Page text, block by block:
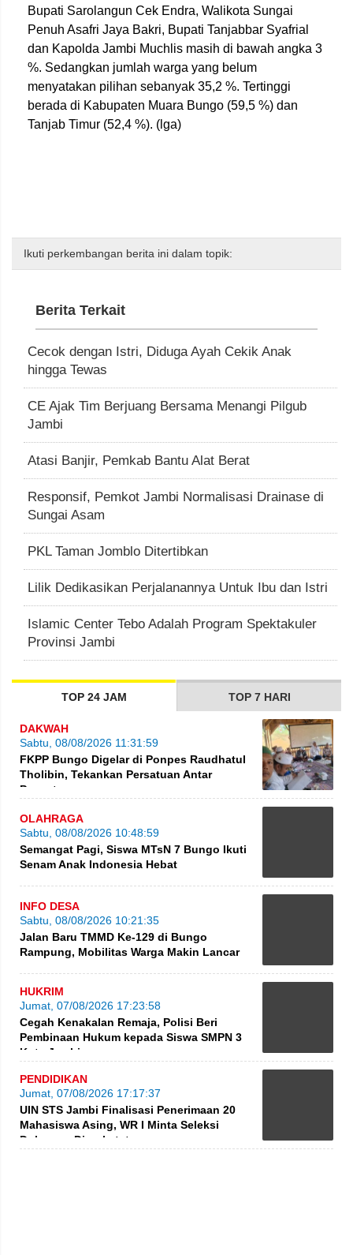
Bupati Sarolangun Cek Endra, Walikota Sungai
Penuh Asafri Jaya Bakri, Bupati Tanjabbar Syafrial
dan Kapolda Jambi Muchlis masih di bawah angka 3
%. Sedangkan jumlah warga yang belum
menyatakan pilihan sebanyak 35,2 %. Tertinggi
berada di Kabupaten Muara Bungo (59,5 %) dan
Tanjab Timur (52,4 %). (lga)
Ikuti perkembangan berita ini dalam topik:
Berita Terkait
Cecok dengan Istri, Diduga Ayah Cekik Anak
hingga Tewas
CE Ajak Tim Berjuang Bersama Menangi Pilgub
Jambi
Atasi Banjir, Pemkab Bantu Alat Berat
Responsif, Pemkot Jambi Normalisasi Drainase di
Sungai Asam
PKL Taman Jomblo Ditertibkan
Lilik Dedikasikan Perjalanannya Untuk Ibu dan Istri
Islamic Center Tebo Adalah Program Spektakuler
Provinsi Jambi
TOP 24 JAM TOP 7 HARI
DAKWAH
Sabtu, 08/08/2026 11:31:59
FKPP Bungo Digelar di Ponpes Raudhatul
Tholibin, Tekankan Persatuan Antar
Pesantren
OLAHRAGA
Sabtu, 08/08/2026 10:48:59
Semangat Pagi, Siswa MTsN 7 Bungo Ikuti
Senam Anak Indonesia Hebat
INFO DESA
Sabtu, 08/08/2026 10:21:35
Jalan Baru TMMD Ke-129 di Bungo
Rampung, Mobilitas Warga Makin Lancar
HUKRIM
Jumat, 07/08/2026 17:23:58
Cegah Kenakalan Remaja, Polisi Beri
Pembinaan Hukum kepada Siswa SMPN 3
Kota Jambi
PENDIDIKAN
Jumat, 07/08/2026 17:17:37
UIN STS Jambi Finalisasi Penerimaan 20
Mahasiswa Asing, WR I Minta Seleksi
Dokumen Diperketat